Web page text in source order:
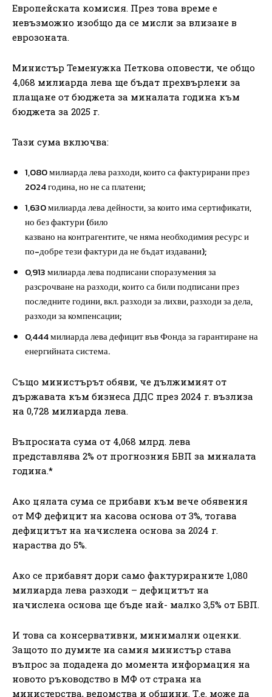
Европейската комисия. През това време е
невъзможно изобщо да се мисли за влизане в
еврозоната.
Министър Теменужка Петкова оповести, че общо
4,068 милиарда лева ще бъдат прехвърлени за
плащане от бюджета за миналата година към
бюджета за 2025 г.
Тази сума включва:
1,080 милиарда лева разходи, които са фактурирани през
2024 година, но не са платени;
1,630 милиарда лева дейности, за които има сертификати,
но без фактури (било
казвано на контрагентите, че няма необходимия ресурс и
по-добре тези фактури да не бъдат издавани);
0,913 милиарда лева подписани споразумения за
разсрочване на разходи, които са били подписани през
последните години, вкл. разходи за лихви, разходи за дела,
разходи за компенсации;
0,444 милиарда лева дефицит във Фонда за гарантиране на
енергийната система.
Също министърът обяви, че дължимият от
държавата към бизнеса ДДС през 2024 г. възлиза
на 0,728 милиарда лева.
Въпросната сума от 4,068 млрд. лева
представлява 2% от прогнозния БВП за миналата
година.*
Ако цялата сума се прибави към вече обявения
от МФ дефицит на касова основа от 3%, тогава
дефицитът на начислена основа за 2024 г.
нараства до 5%.
Ако се прибавят дори само фактурираните 1,080
милиарда лева разходи – дефицитът на
начислена основа ще бъде най- малко 3,5% от БВП.
И това са консервативни, минимални оценки.
Защото по думите на самия министър става
въпрос за подадена до момента информация на
новото ръководство в МФ от страна на
министерства, ведомства и общини. Т.е. може да